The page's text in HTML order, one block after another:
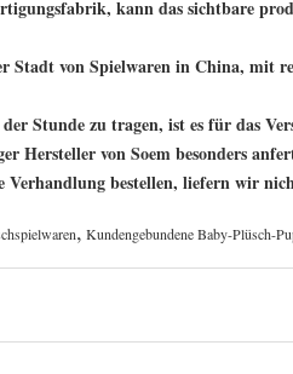
kann das sichtbare
Stadt von Spielwaren in China, mit
Stunde zu tragen, ist es für das
Hersteller von Soem besonders
Verhandlung bestellen, liefern wir
, Kundengebundene Baby-Plüsch-